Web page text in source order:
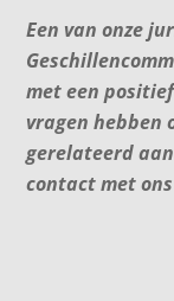
Een van onze
met een
vragen hebben
gerelateerd
contact met